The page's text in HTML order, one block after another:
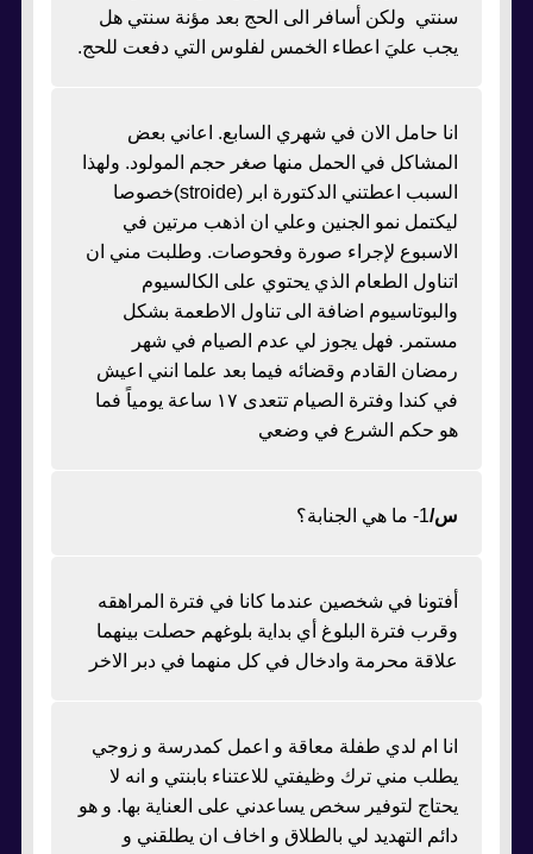
سنتي ولكن أسافر الى الحج بعد مؤنة سنتي هل
يجب عليَ اعطاء الخمس لفلوس التي دفعت للحج.
انا حامل الان في شهري السابع. اعاني بعض
المشاكل في الحمل منها صغر حجم المولود. ولهذا
السبب اعطتني الدكتورة ابر (stroide)خصوصا
ليكتمل نمو الجنين وعلي ان اذهب مرتين في
الاسبوع لإجراء صورة وفحوصات. وطلبت مني ان
اتناول الطعام الذي يحتوي على الكالسيوم
والبوتاسيوم اضافة الى تناول الاطعمة بشكل
مستمر. فهل يجوز لي عدم الصيام في شهر
رمضان القادم وقضائه فيما بعد علما انني اعيش
في كندا وفترة الصيام تتعدى ١٧ ساعة يومياً فما
هو حكم الشرع في وضعي
س/1- ما هي الجنابة؟
أفتونا في شخصين عندما كانا في فترة المراهقه
وقرب فترة البلوغ أي بداية بلوغهم حصلت بينهما
علاقة محرمة وادخال في كل منهما في دبر الاخر
انا ام لدي طفلة معاقة و اعمل كمدرسة و زوجي
يطلب مني ترك وظيفتي للاعتناء بابنتي و انه لا
يحتاج لتوفير سخص يساعدني على العناية بها. و هو
دائم التهديد لي بالطلاق و اخاف ان يطلقني و